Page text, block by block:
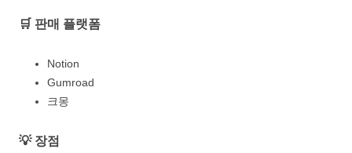
🛒 판매 플랫폼
Notion
Gumroad
크몽
💡 장점